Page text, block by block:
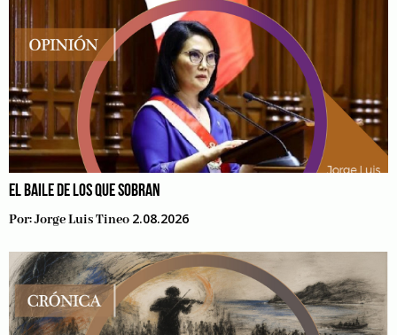
EL BAILE DE LOS QUE SOBRAN
Por:Jorge Luis Tineo 2.08.2026